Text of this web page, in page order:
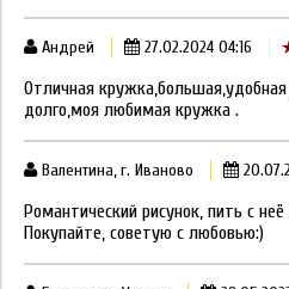
Андрей 27.02.2024 04:16
Отличная
долго,моя любимая кружка .
Валентина, г. Иваново
Романтический рисунок, пить с
Покупайте, советую с любовью:)